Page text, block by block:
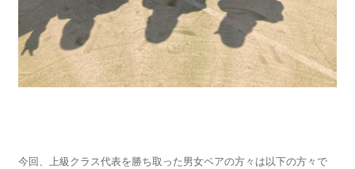
今回、上級クラス代表を勝ち取った男女ペアの方々は以下の方々で